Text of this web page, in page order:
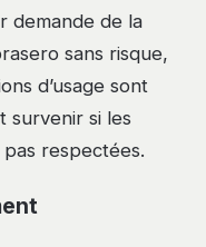
demande de la
sans risque,
d’usage sont
survenir si les
respectées.